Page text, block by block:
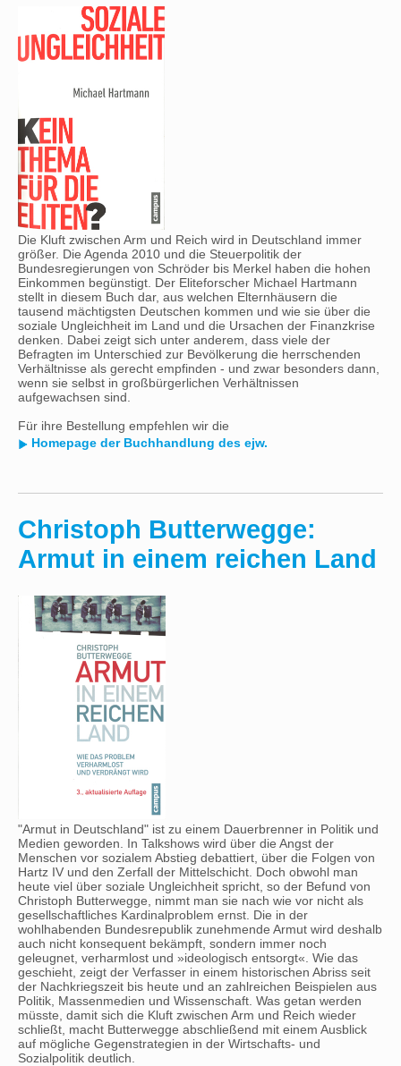
Die Kluft zwischen Arm und Reich wird in Deutschland immer
größer. Die Agenda 2010 und die Steuerpolitik der
Bundesregierungen von Schröder bis Merkel haben die hohen
Einkommen begünstigt. Der Eliteforscher Michael Hartmann
stellt in diesem Buch dar, aus welchen Elternhäusern die
tausend mächtigsten Deutschen kommen und wie sie über die
soziale Ungleichheit im Land und die Ursachen der Finanzkrise
denken. Dabei zeigt sich unter anderem, dass viele der
Befragten im Unterschied zur Bevölkerung die herrschenden
Verhältnisse als gerecht empfinden - und zwar besonders dann,
wenn sie selbst in großbürgerlichen Verhältnissen
aufgewachsen sind.
Für ihre Bestellung empfehlen wir die
Homepage der Buchhandlung des ejw.
Christoph Butterwegge:
Armut in einem reichen Land
"Armut in Deutschland" ist zu einem Dauerbrenner in Politik und
Medien geworden. In Talkshows wird über die Angst der
Menschen vor sozialem Abstieg debattiert, über die Folgen von
Hartz IV und den Zerfall der Mittelschicht. Doch obwohl man
heute viel über soziale Ungleichheit spricht, so der Befund von
Christoph Butterwegge, nimmt man sie nach wie vor nicht als
gesellschaftliches Kardinalproblem ernst. Die in der
wohlhabenden Bundesrepublik zunehmende Armut wird deshalb
auch nicht konsequent bekämpft, sondern immer noch
geleugnet, verharmlost und »ideologisch entsorgt«. Wie das
geschieht, zeigt der Verfasser in einem historischen Abriss seit
der Nachkriegszeit bis heute und an zahlreichen Beispielen aus
Politik, Massenmedien und Wissenschaft. Was getan werden
müsste, damit sich die Kluft zwischen Arm und Reich wieder
schließt, macht Butterwegge abschließend mit einem Ausblick
auf mögliche Gegenstrategien in der Wirtschafts- und
Sozialpolitik deutlich.